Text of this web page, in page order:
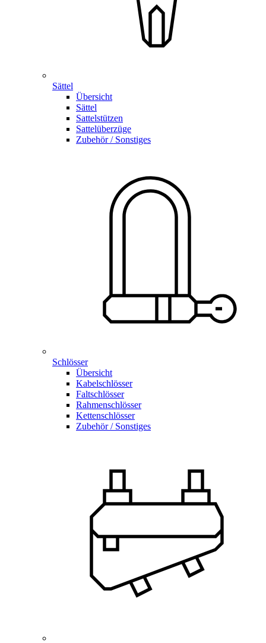
Sättel
Übersicht
Sättel
Sattelstützen
Sattelüberzüge
Zubehör / Sonstiges
Schlösser
Übersicht
Kabelschlösser
Faltschlösser
Rahmenschlösser
Kettenschlösser
Zubehör / Sonstiges